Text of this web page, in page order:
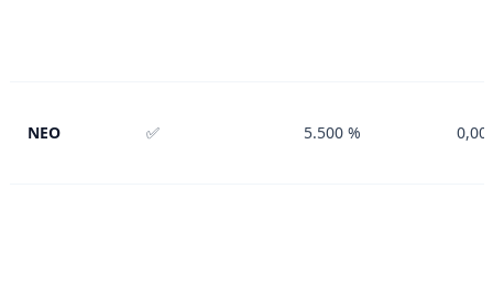
NEO ✅ 5.500 % 0,00